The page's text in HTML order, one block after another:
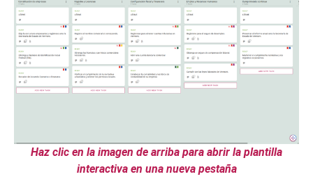
Haz clic en la imagen de arriba para abrir la plantilla
interactiva en una nueva pestaña